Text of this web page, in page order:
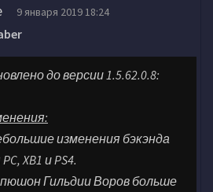
9 января 2019 18:24
до версии 1.5.62.0.8:
изменения бэкэнда
XB1 и PS4.
Гильдии Воров больше